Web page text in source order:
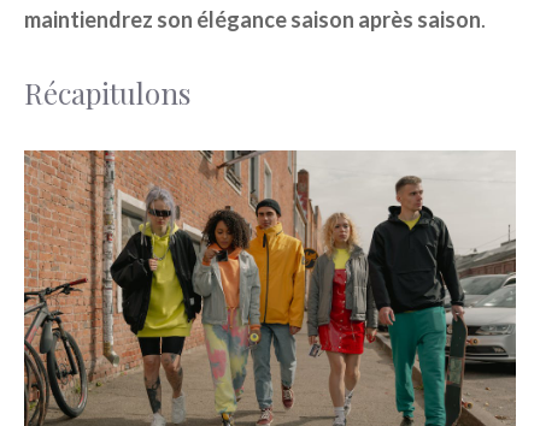
maintiendrez son élégance saison après saison.
Récapitulons